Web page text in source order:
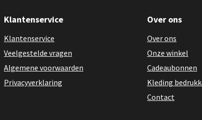
Klantenservice
Klantenservice
Veelgestelde vragen
Algemene voorwaarden
Privacyverklaring
Over ons
Over ons
Onze winkel
Cadeaubonnen
Kleding
Contact